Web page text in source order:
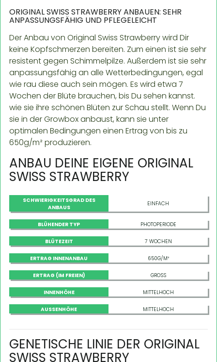
ORIGINAL SWISS STRAWBERRY ANBAUEN: SEHR
ANPASSUNGSFÄHIG UND PFLEGELEICHT
Der Anbau von Original Swiss Strawberry wird Dir
keine Kopfschmerzen bereiten. Zum einen ist sie sehr
resistent gegen Schimmelpilze. Außerdem ist sie sehr
anpassungsfähig an alle Wetterbedingungen, egal
wie rau diese auch sein mögen. Es wird etwa 7
Wochen der Blüte brauchen, bis Du sehen kannst.
wie sie ihre schönen Blüten zur Schau stellt. Wenn Du
sie in der Growbox anbaust, kann sie unter
optimalen Bedingungen einen Ertrag von bis zu
650g/m² produzieren.
ANBAU DEINE EIGENE ORIGINAL
SWISS STRAWBERRY
SCHWIERIGKEITSGRAD DES
ANBAUS
EINFACH
BLÜHENDER TYP PHOTOPERIODE
BLÜTEZEIT 7 WOCHEN
ERTRAG INNENANBAU 650G/M²
ERTRAG (IM FREIEN) GROSS
INNENHÖHE MITTELHOCH
AUSSENHÖHE MITTELHOCH
GENETISCHE LINIE DER ORIGINAL
SWISS STRAWBERRY